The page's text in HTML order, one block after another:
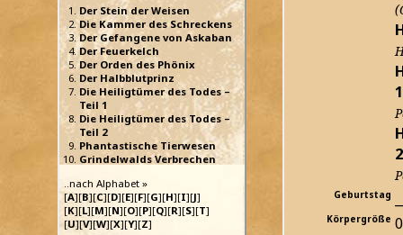
Der Stein der Weisen
Die Kammer des Schreckens
Der Gefangene von Askaban
Der Feuerkelch
Der Orden des Phönix
Der Halbblutprinz
Die Heiligtümer des Todes –
Teil 1
Die Heiligtümer des Todes –
Teil 2
Phantastische Tierwesen
Grindelwalds Verbrechen
..nach Alphabet »
[A][B][C][D][E][F][G][H][I][J]
[K][L][M][N][O][P][Q][R][S][T]
[U][V][W][X][Y][Z]
1
2
Geburtstag
Körpergröße